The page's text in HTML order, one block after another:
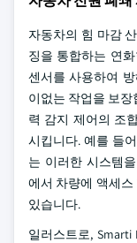
자동차의 힘 마감
징을 통합하는 연
센서를 사용하여
이없는 작업을 보
력 감지 제어의 조
시킵니다. 예를 들
는 이러한 시스템
에서 차량에 액세
있습니다.
일러스트로, Smarti